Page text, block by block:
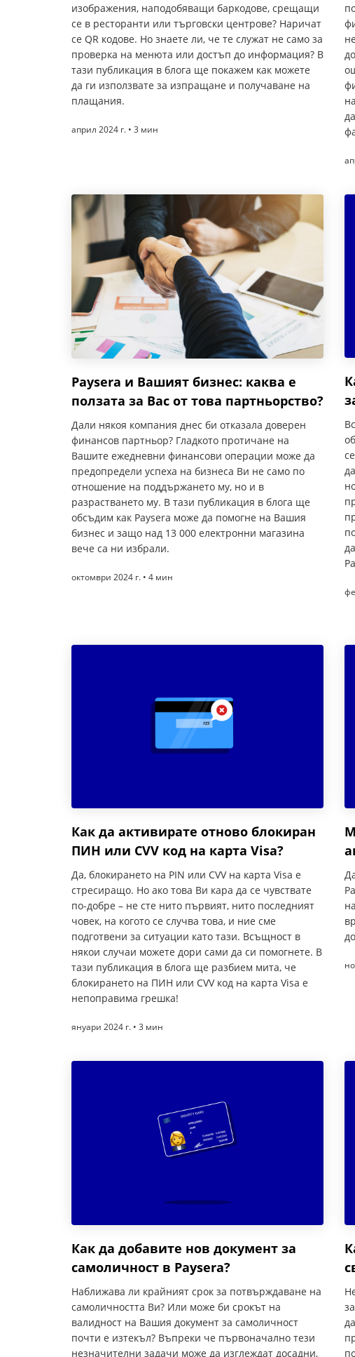
изображения, наподобяващи баркодове, срещащи
се в ресторанти или търговски центрове? Наричат
се QR кодове. Но знаете ли, че те служат не само за
проверка на менюта или достъп до информация? В
тази публикация в блога ще покажем как можете
да ги използвате за изпращане и получаване на
плащания.
април 2024 г. • 3 мин
Paysera и Вашият бизнес: каква е
ползата за Вас от това партньорство?
Дали някоя компания днес би отказала доверен
финансов партньор? Гладкото протичане на
Вашите ежедневни финансови операции може да
предопредели успеха на бизнеса Ви не само по
отношение на поддържането му, но и в
разрастването му. В тази публикация в блога ще
обсъдим как Paysera може да помогне на Вашия
бизнес и защо над 13 000 електронни магазина
вече са ни избрали.
октомври 2024 г. • 4 мин
Как да активирате отново блокиран
ПИН или CVV код на карта Visa?
Да, блокирането на PIN или CVV на карта Visa е
стресиращо. Но ако това Ви кара да се чувствате
по-добре – не сте нито първият, нито последният
човек, на когото се случва това, и ние сме
подготвени за ситуации като тази. Всъщност в
някои случаи можете дори сами да си помогнете. В
тази публикация в блога ще разбием мита, че
блокирането на ПИН или CVV код на карта Visa е
непоправима грешка!
януари 2024 г. • 3 мин
Как да добавите нов документ за
самоличност в Paysera?
Наближава ли крайният срок за потвърждаване на
самоличността Ви? Или може би срокът на
валидност на Вашия документ за самоличност
почти е изтекъл? Въпреки че първоначално тези
незначителни задачи може да изглеждат досадни,